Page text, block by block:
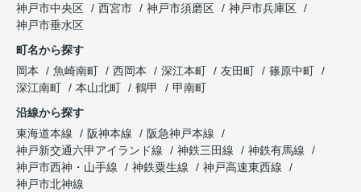
神戸市中央区
西宮市 神戸市須磨区
神戸市兵庫区
神戸市垂水区
町名から探す
岡本
魚崎南町 西岡本 深江本町 友田町
篠原中町
深江南町
本山北町 鶴甲
甲南町
沿線から探す
東海道本線
阪神本線
阪急神戸本線
神戸新交通六甲アイランド線
神鉄三田線
神鉄有馬線
神戸市西神・山手線
神鉄粟生線
神戸高速東西線
神戸市北神線